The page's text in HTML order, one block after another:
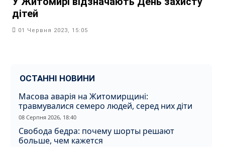
дітей
01 Червня 2023, 15:05
ОСТАННІ НОВИНИ
Масова аварія на Житомирщині:
травмувалися семеро людей, серед них діти
08 Серпня 2026, 18:40
Свобода бедра: почему шорты решают
больше, чем кажется